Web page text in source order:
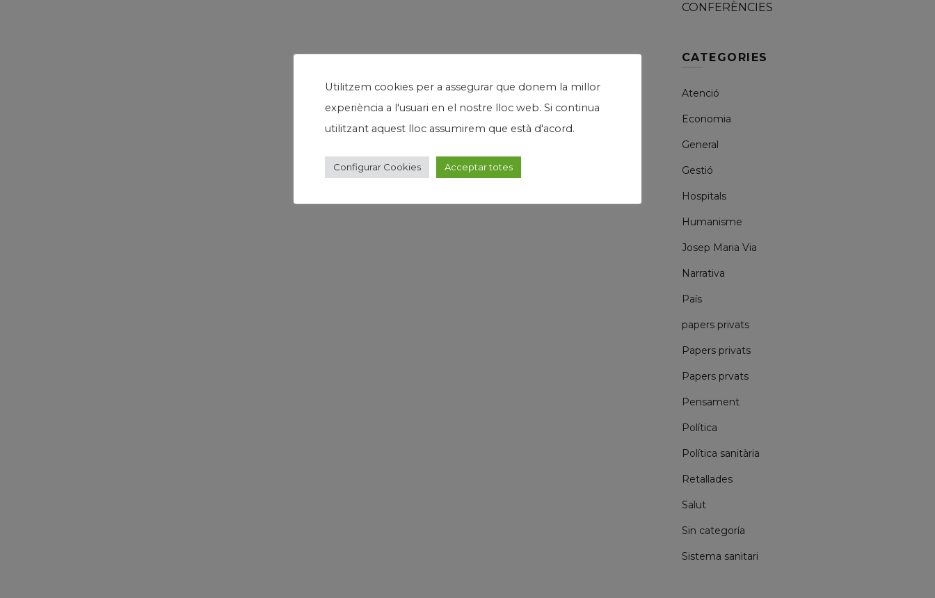
CONFERÈNCIES
CATEGORIES
Atenció
Economia
General
Gestió
Hospitals
Humanisme
Josep Maria Via
Narrativa
País
papers privats
Papers privats
Papers prvats
Pensament
Política
Política sanitària
Retallades
Salut
Sin categoría
Sistema sanitari
Utilitzem cookies per a assegurar que donem la millor
experiència a l'usuari en el nostre lloc web. Si continua
utilitzant aquest lloc assumirem que està d'acord.
Configurar Cookies Acceptar totes